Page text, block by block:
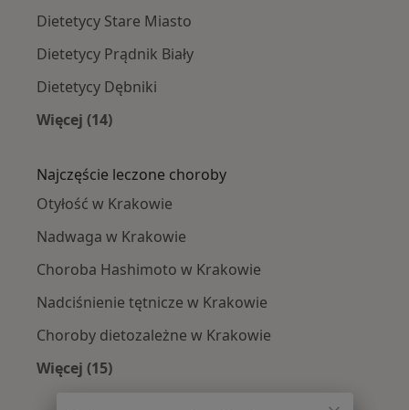
Dietetycy Stare Miasto
Dietetycy Prądnik Biały
Dietetycy Dębniki
Więcej (14)
Najczęście leczone choroby
Otyłość w Krakowie
Nadwaga w Krakowie
Choroba Hashimoto w Krakowie
Nadciśnienie tętnicze w Krakowie
Choroby dietozależne w Krakowie
Więcej (15)